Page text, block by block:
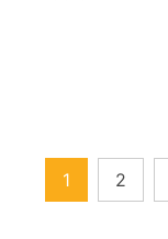
Posts
1 2